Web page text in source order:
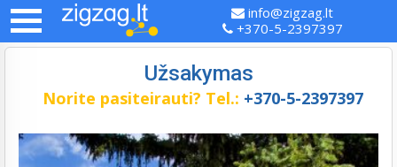
info@zigzag.lt
+370-5-2397397
Užsakymas
Norite pasiteirauti? Tel.: +370-5-2397397